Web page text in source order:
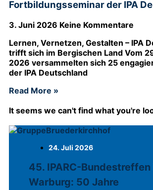
Fortbildungsseminar der IPA
3. Juni 2026 Keine Kommentare
Lernen, Vernetzen, Gestalten – IPA
trifft sich im Bergischen Land Vom
2026 versammelten sich 25
der IPA Deutschland
Read More »
It seems we can't find what you're
24. Juli 2026
45. IPARC-Bundestreffen
Warburg: 50 Jahre